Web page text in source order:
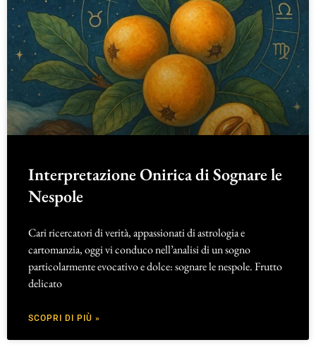
Interpretazione Onirica di Sognare le
Nespole
Cari ricercatori di verità, appassionati di astrologia e
cartomanzia, oggi vi conduco nell’analisi di un sogno
particolarmente evocativo e dolce: sognare le nespole. Frutto
delicato
SCOPRI DI PIÙ »